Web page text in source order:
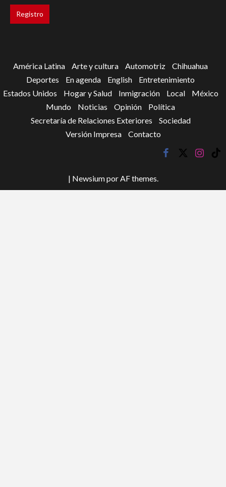
América Latina Arte y cultura Automotriz
Chihuahua
Deportes
En agenda English
Entretenimiento
Estados Unidos
Hogar y Salud Inmigración Local
México
Mundo
Noticias Opinión
Política
Secretaría de Relaciones Exteriores
Sociedad
Versión Impresa
Contacto
facebook
twitter
tik
| Newsiumpor AF themes.